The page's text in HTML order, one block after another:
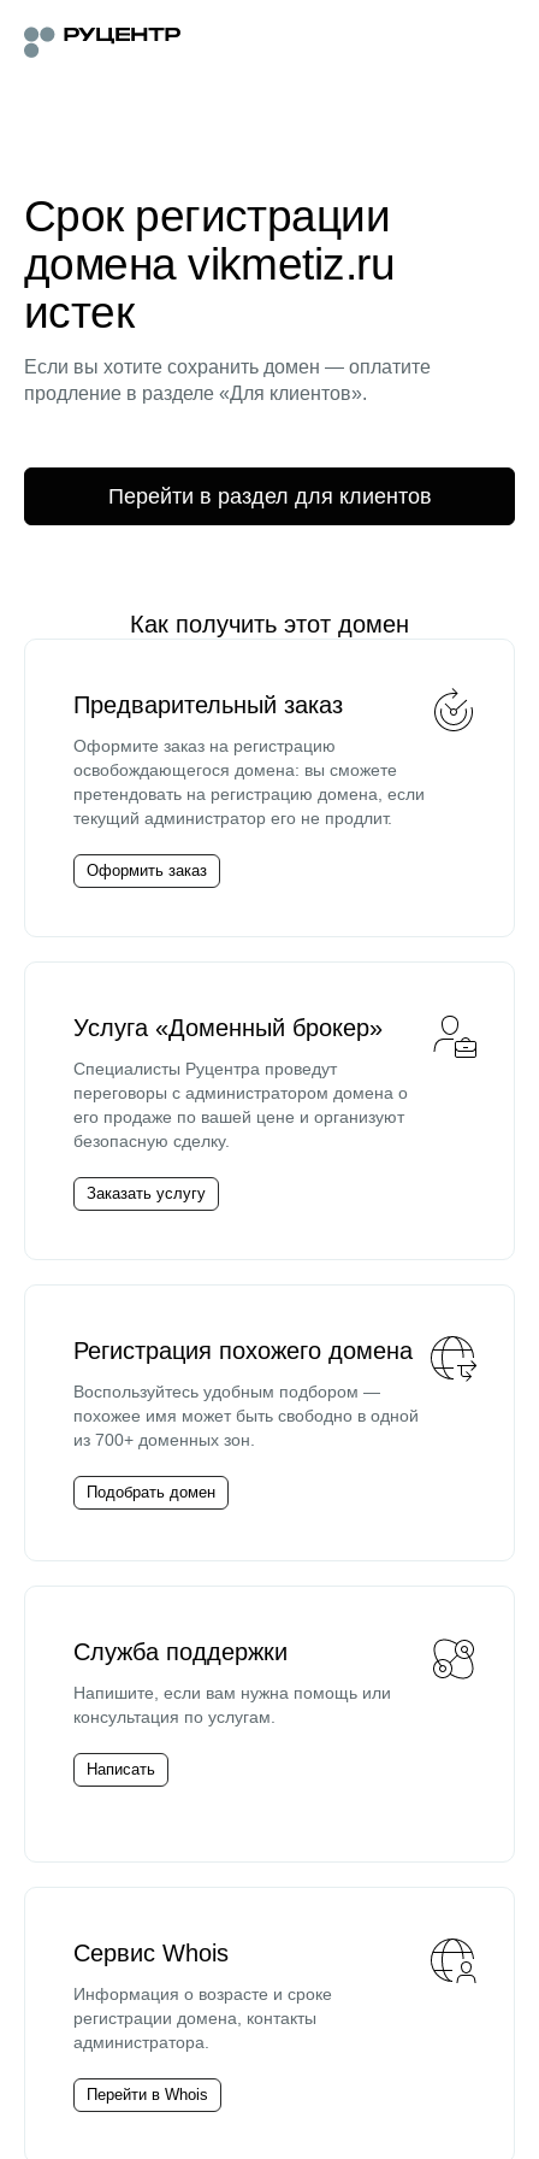
Срок регистрации
домена vikmetiz.ru
истек
Если вы хотите сохранить домен — оплатите
продление в разделе «Для клиентов».
Перейти в раздел для клиентов
Как получить этот домен
Предварительный заказ
Оформите заказ на регистрацию
освобождающегося домена: вы сможете
претендовать на регистрацию домена, если
текущий администратор его не продлит.
Оформить заказ
Услуга «Доменный брокер»
Специалисты Руцентра проведут
переговоры с администратором домена о
его продаже по вашей цене и организуют
безопасную сделку.
Заказать услугу
Регистрация похожего домена
Воспользуйтесь удобным подбором —
похожее имя может быть свободно в одной
из 700+ доменных зон.
Подобрать домен
Служба поддержки
Напишите, если вам нужна помощь или
консультация по услугам.
Написать
Сервис Whois
Информация о возрасте и сроке
регистрации домена, контакты
администратора.
Перейти в Whois